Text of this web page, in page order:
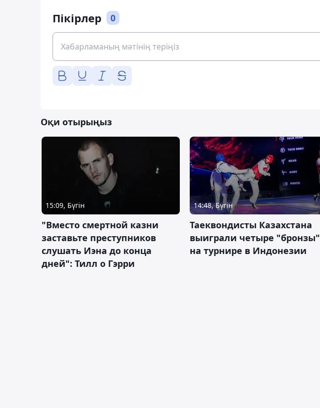
Пікірлер 0
Оқи отырыңыз
15:09, Бүгін
"Вместо смертной казни
заставьте преступников
слушать Иэна до конца
дней": Тилл о Гэрри
14:48, Бүгін
Таеквондисты Казахстана
выиграли четыре "бронзы"
на турнире в Индонезии